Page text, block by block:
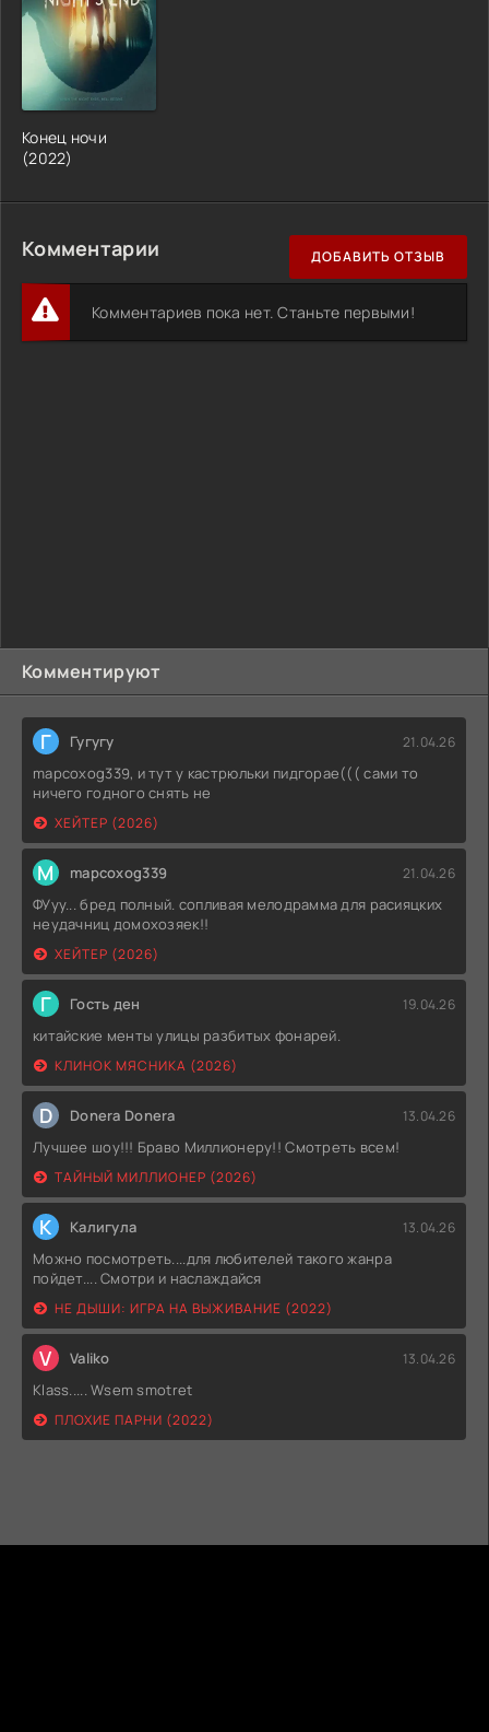
Комментируют
Г Гугугу 21.04.26
mapcoxog339, и тут у кастрюльки пидгорае((( сами то
ничего годного снять не
ХЕЙТЕР (2026)
M mapcoxog339 21.04.26
ФУуу... бред полный. сопливая мелодрамма для расияцких
неудачниц домохозяек!!
ХЕЙТЕР (2026)
Г Гость ден 19.04.26
китайские менты улицы разбитых фонарей.
КЛИНОК МЯСНИКА (2026)
D Donera Donera 13.04.26
Лучшее шоу!!! Браво Миллионеру!! Смотреть всем!
ТАЙНЫЙ МИЛЛИОНЕР (2026)
К Калигула 13.04.26
Можно посмотреть....для любителей такого жанра
пойдет.... Смотри и наслаждайся
НЕ ДЫШИ: ИГРА НА ВЫЖИВАНИЕ (2022)
V Valiko 13.04.26
Klass..... Wsem smotret
ПЛОХИЕ ПАРНИ (2022)
Конец ночи
(2022)
Комментарии ДОБАВИТЬ ОТЗЫВ
Комментариев пока нет. Станьте первыми!